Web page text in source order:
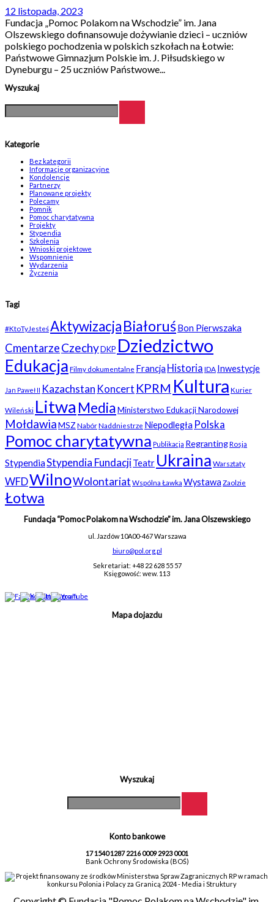
12 listopada, 2023
Fundacja „Pomoc Polakom na Wschodzie” im. Jana
Olszewskiego dofinansowuje dożywianie dzieci – uczniów
polskiego pochodzenia w polskich szkołach na Łotwie:
Państwowe Gimnazjum Polskie im. J. Piłsudskiego w
Dyneburgu – 25 uczniów Państwowe...
Wyszukaj
Kategorie
Bez kategorii
Informacje organizacyjne
Kondolencje
Partnerzy
Planowane projekty
Polecamy
Pomnik
Pomoc charytatywna
Projekty
Stypendia
Szkolenia
Wnioski projektowe
Wspomnienie
Wydarzenia
Życzenia
Tagi
#KtoTyJesteśAktywizacjaBiałoruśBon Pierwszaka
CmentarzeCzechy DKP Dziedzictwo
Edukacja Filmy dokumentalne Francja Historia IDA Inwestycje
Jan Paweł II Kazachstan Koncert KPRM Kultura Kurier
Wileński Litwa MediaMinisterstwo Edukacji Narodowej
MołdawiaMSZ NabórNaddniestrze Niepodległa Polska
Pomoc charytatywna Publikacja RegrantingRosja
StypendiaStypendia FundacjiTeatr Ukraina Warsztaty
WFDWilnoWolontariat Wspólna Ławka Wystawa Zaolzie
Łotwa
Fundacja “Pomoc Polakom na Wschodzie” im. Jana Olszewskiego
ul. Jazdów 10A00-467 Warszawa
biuro@pol.org.pl
Sekretariat: +48 22 628 55 57
Księgowość: wew. 113
Mapa dojazdu
Wyszukaj
Konto bankowe
17 1540 1287 2216 0009 2923 0001
Bank Ochrony Środowiska (BOŚ)
Projekt finansowany ze środków Ministerstwa Spraw Zagranicznych RP w ramach
konkursu Polonia i Polacy za Granicą 2024 - Media i Struktury